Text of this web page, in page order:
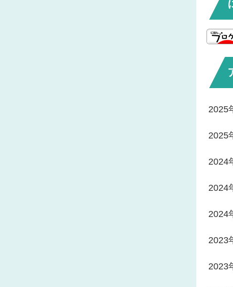
2025
2025
2024
2024
2024
2023
2023